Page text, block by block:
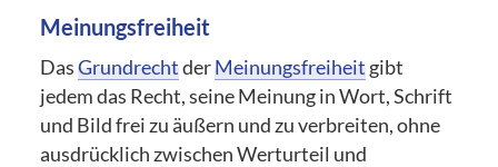
Meinungsfreiheit
DasGrundrechtderMeinungsfreiheitgibt
jedem das Recht, seine Meinung in Wort, Schrift
und Bild frei zu äußern und zu verbreiten, ohne
ausdrücklich zwischen Werturteil und